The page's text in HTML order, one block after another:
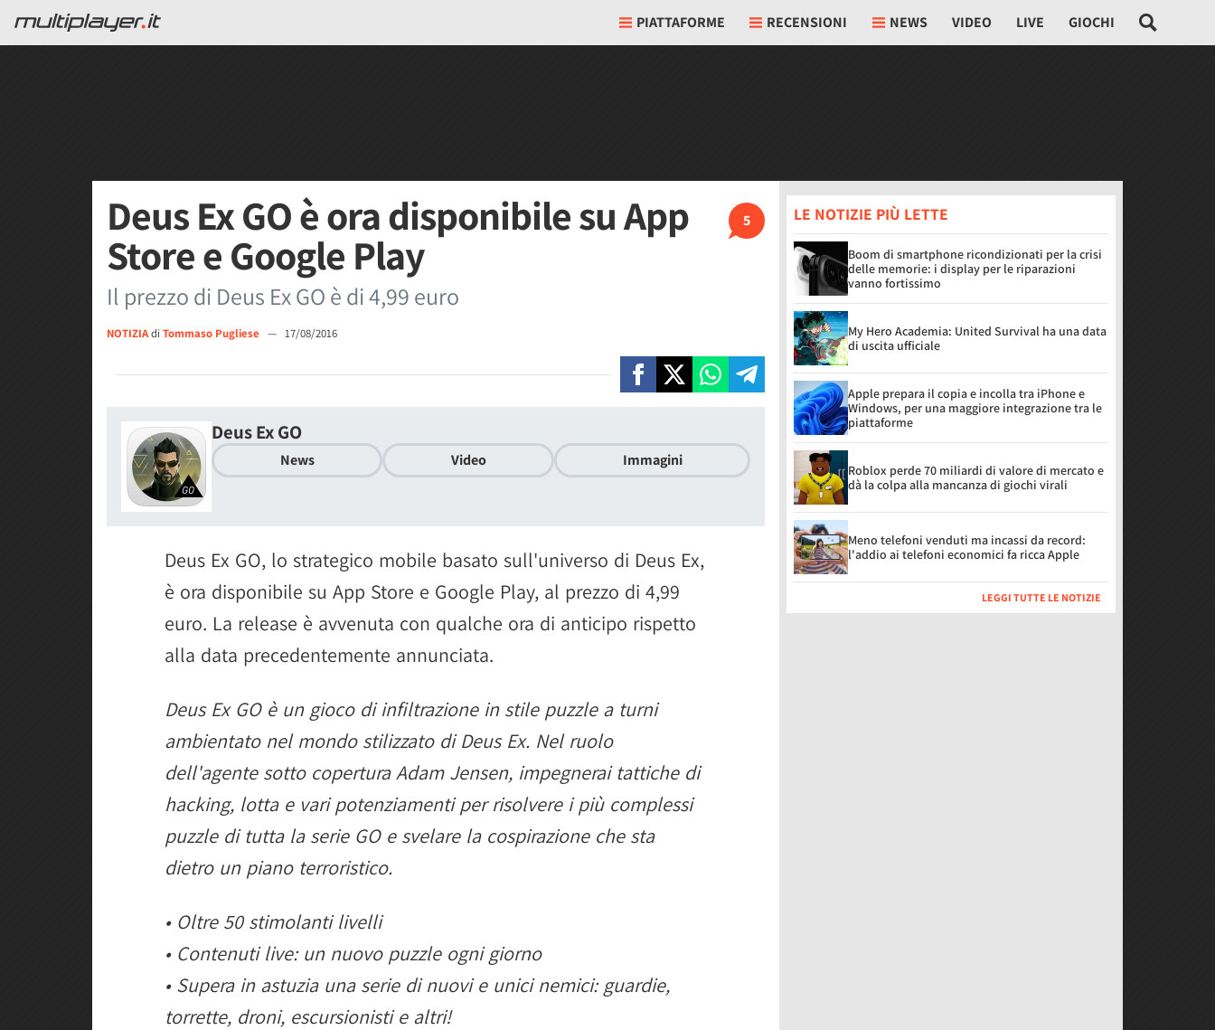
PIATTAFORME RECENSIONI NEWS VIDEO LIVE GIOCHI
5
Deus Ex GO è ora disponibile su App
Store e Google Play
Il prezzo di Deus Ex GO è di 4,99 euro
NOTIZIAdi Tommaso Pugliese — 17/08/2016
Deus Ex GO
News Video Immagini
Deus Ex GO, lo strategico mobile basato sull'universo di Deus Ex,
è ora disponibile su App Store e Google Play, al prezzo di 4,99
euro. La release è avvenuta con qualche ora di anticipo rispetto
alla data precedentemente annunciata.
Deus Ex GO è un gioco di infiltrazione in stile puzzle a turni
ambientato nel mondo stilizzato di Deus Ex. Nel ruolo
dell'agente sotto copertura Adam Jensen, impegnerai tattiche di
hacking, lotta e vari potenziamenti per risolvere i più complessi
puzzle di tutta la serie GO e svelare la cospirazione che sta
dietro un piano terroristico.
• Oltre 50 stimolanti livelli
• Contenuti live: un nuovo puzzle ogni giorno
• Supera in astuzia una serie di nuovi e unici nemici: guardie,
torrette, droni, escursionisti e altri!
LE NOTIZIE PIÙ LETTE
Boom di smartphone ricondizionati per la crisi
delle memorie: i display per le riparazioni
vanno fortissimo
My Hero Academia: United Survival ha una data
di uscita ufficiale
Apple prepara il copia e incolla tra iPhone e
Windows, per una maggiore integrazione tra le
piattaforme
Roblox perde 70 miliardi di valore di mercato e
dà la colpa alla mancanza di giochi virali
Meno telefoni venduti ma incassi da record:
l'addio ai telefoni economici fa ricca Apple
LEGGI TUTTE LE NOTIZIE